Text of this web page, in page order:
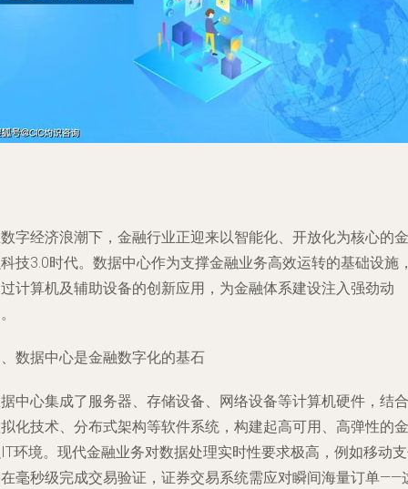
字经济浪潮下，金融行业正迎来以智能化、开放化为核心的金
技3.0时代。数据中心作为支撑金融业务高效运转的基础设施
计算机及辅助设备的创新应用，为金融体系建设注入强劲动
数据中心是金融数字化的基石
中心集成了服务器、存储设备、网络设备等计算机硬件，结合
化技术、分布式架构等软件系统，构建起高可用、高弹性的金
环境。现代金融业务对数据处理实时性要求极高，例如移动
毫秒级完成交易验证，证券交易系统需应对瞬间海量订单——